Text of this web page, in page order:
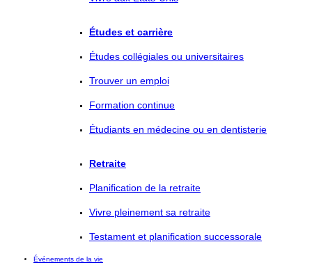
Études et carrière
Études collégiales ou universitaires
Trouver un emploi
Formation continue
Étudiants en médecine ou en dentisterie
Retraite
Planification de la retraite
Vivre pleinement sa retraite
Testament et planification successorale
Événements de la vie